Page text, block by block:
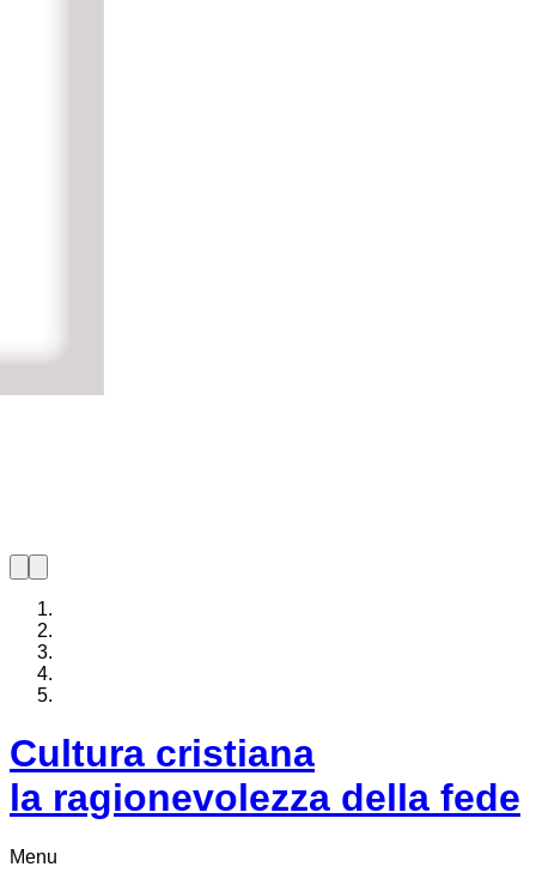
Cultura cristiana
la ragionevolezza della fede
Menu